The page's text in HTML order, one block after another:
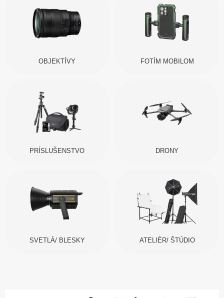
OBJEKTÍVY FOTÍM MOBILOM
PRÍSLUŠENSTVO DRONY
SVETLÁ/ BLESKY ATELIÉR/ ŠTÚDIO